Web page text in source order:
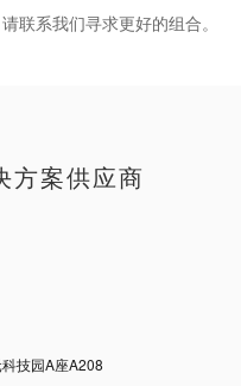
联系我们寻求更好的组合。
方案供应商
技园A座A208